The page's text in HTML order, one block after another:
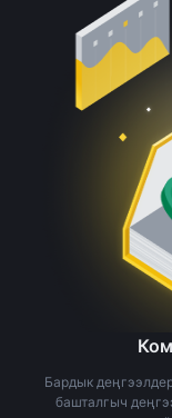
Бардык
башталгыч